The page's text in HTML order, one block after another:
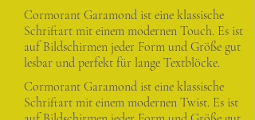
Cormorant Garamond ist eine klassische
Schriftart mit einem modernen Touch. Es ist
auf Bildschirmen jeder Form und Größe gut
lesbar und perfekt für lange Textblöcke.
Cormorant Garamond ist eine klassische
Schriftart mit einem modernen Twist. Es ist